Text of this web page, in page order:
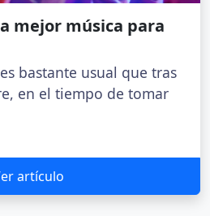
mejor música para
bastante usual que tras
en el tiempo de tomar
artículo